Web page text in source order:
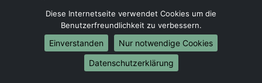
Umzug von Mülheim an der Ruhr nach Liechtenstein
Umzug von Mülheim an der Ruhr nach Luxemburg
Umzug von Mülheim an der Ruhr nach Niederlande
Umzug von Mülheim an der Ruhr nach Norwegen
Diese Internetseite verwendet Cookies um die
Benutzerfreundlichkeit zu verbessern.
Einverstanden
Nur notwendige Cookies
Datenschutzerklärung